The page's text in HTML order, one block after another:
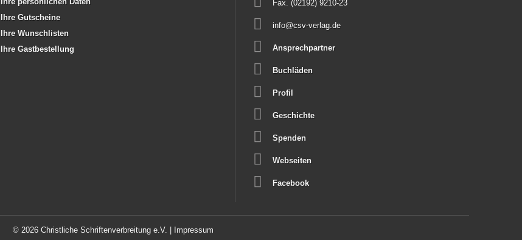
© 2026 Christliche Schriftenverbreitung e.V. | Impressum
Ihre Gutscheine
Ihre Wunschlisten
Ihre Gastbestellung
Fax. (02192) 9210-23
info@csv-verlag.de
Ansprechpartner
Buchläden
Profil
Geschichte
Spenden
Webseiten
Facebook